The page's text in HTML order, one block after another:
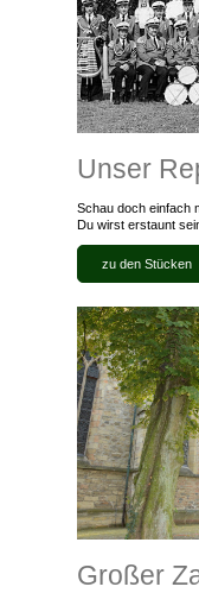
Unser
Schau doch einfach
Du wirst erstaunt
zu den Stücken
Großer